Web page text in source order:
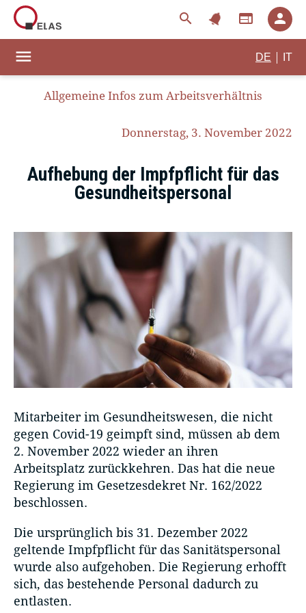
search notifications web person
menu DE IT
Allgemeine Infos zum Arbeitsverhältnis
Donnerstag, 3. November 2022
Aufhebung der Impfpflicht für das
Gesundheitspersonal
Mitarbeiter im Gesundheitswesen, die nicht
gegen Covid-19 geimpft sind, müssen ab dem
2. November 2022 wieder an ihren
Arbeitsplatz zurückkehren. Das hat die neue
Regierung im Gesetzesdekret Nr. 162/2022
beschlossen.
Die ursprünglich bis 31. Dezember 2022
geltende Impfpflicht für das Sanitätspersonal
wurde also aufgehoben. Die Regierung erhofft
sich, das bestehende Personal dadurch zu
entlasten.